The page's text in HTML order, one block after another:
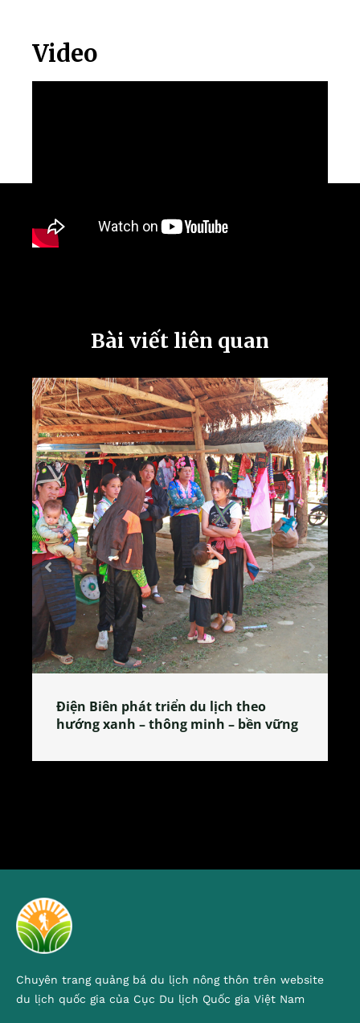
Video
Bài viết liên quan
Làng làm bánh tẻ Phú Nhi – nơi lan
tỏa đặc sản xứ Đoài
Chuyên trang quảng bá du lịch nông thôn trên website
du lịch quốc gia của Cục Du lịch Quốc gia Việt Nam